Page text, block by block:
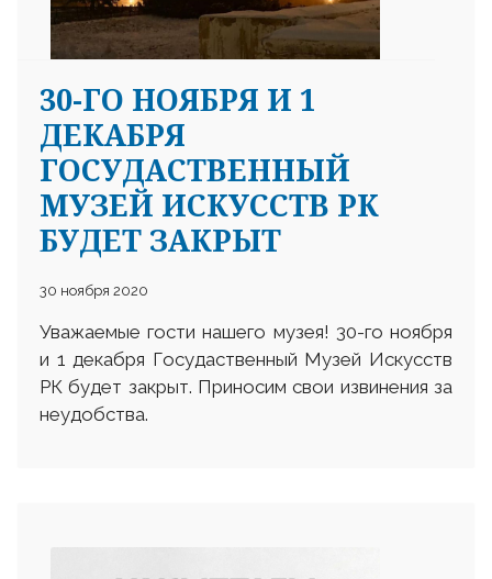
30-ГО НОЯБРЯ И 1
ДЕКАБРЯ
ГОСУДАСТВЕННЫЙ
МУЗЕЙ ИСКУССТВ РК
БУДЕТ ЗАКРЫТ
30 ноября 2020
Уважаемые гости нашего музея! 30-го ноября
и 1 декабря Госудаственный Музей Искусств
РК будет закрыт. Приносим свои извинения за
неудобства.